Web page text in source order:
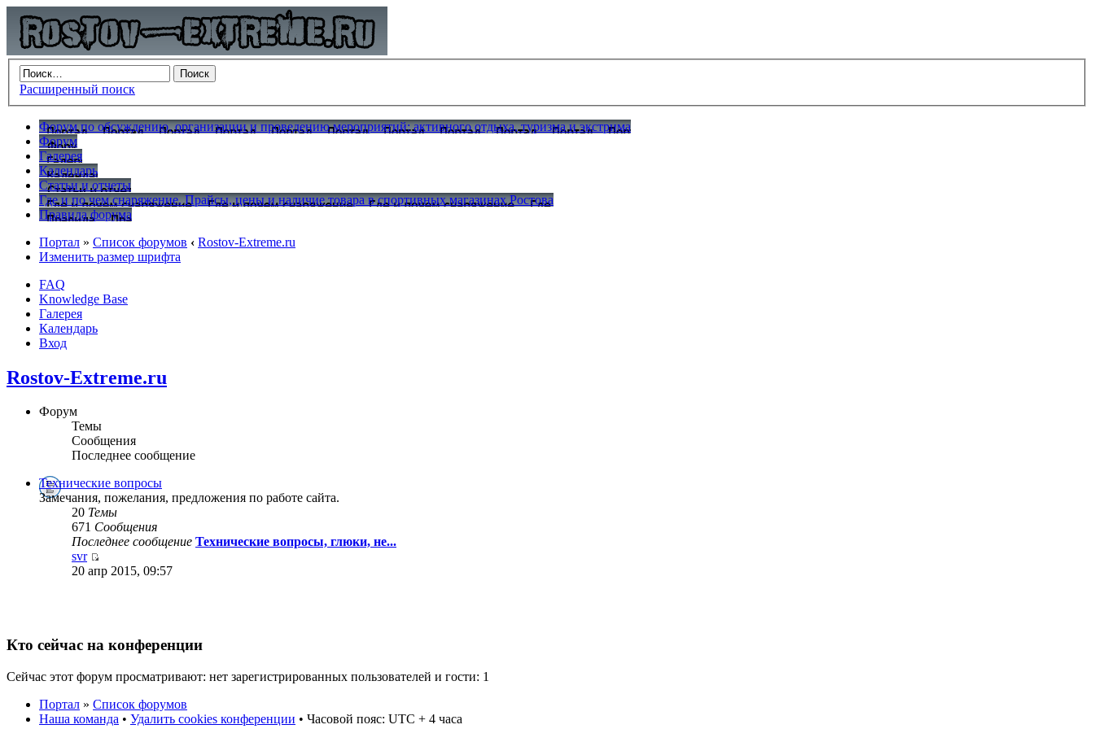
Расширенный поиск
Форум по обсуждению, организации и проведению мероприятий: активного отдыха, туризма и экстрима
Форум
Галерея
Календарь
Статьи и отчеты
Где и по чем снаряжение. Прайсы, цены и наличие товара в спортивных магазинах Ростова
Правила форума
Портал » Список форумов ‹ Rostov-Extreme.ru
Изменить размер шрифта
FAQ
Knowledge Base
Галерея
Календарь
Вход
Rostov-Extreme.ru
Форум
Темы
Сообщения
Последнее сообщение
Технические вопросы
Замечания, пожелания, предложения по работе сайта.
20 Темы
671 Сообщения
Последнее сообщение Технические вопросы, глюки, не...
svr
20 апр 2015, 09:57
Кто сейчас на конференции
Сейчас этот форум просматривают: нет зарегистрированных пользователей и гости: 1
Портал » Список форумов
Наша команда • Удалить cookies конференции • Часовой пояс: UTC + 4 часа